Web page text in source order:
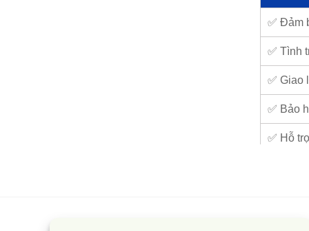
✅ Đảm
✅ Tình
✅ Giao
✅ Bảo
✅ Hỗ
1.